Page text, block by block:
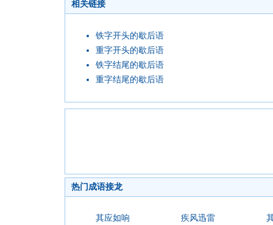
相关链接
铁字开头的歇后语
重字开头的歇后语
铁字结尾的歇后语
重字结尾的歇后语
热门成语接龙
其应如响 疾风迅雷